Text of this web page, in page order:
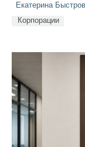
Екатерина
Корпорации